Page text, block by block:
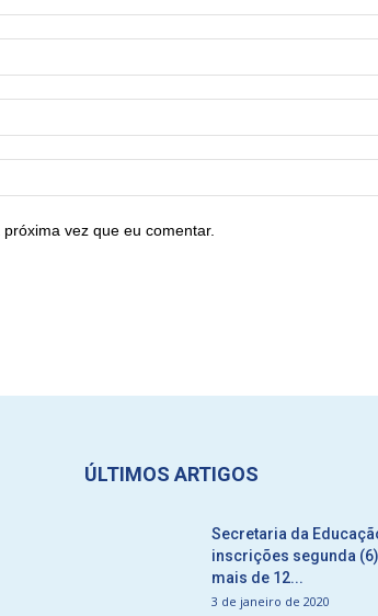
vez que eu comentar.
ÚLTIMOS ARTIGOS
Secretaria da
inscrições segunda
mais de 12...
3 de janeiro de 2020